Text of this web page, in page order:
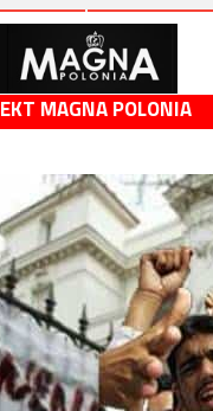
MAGNA POLONIA